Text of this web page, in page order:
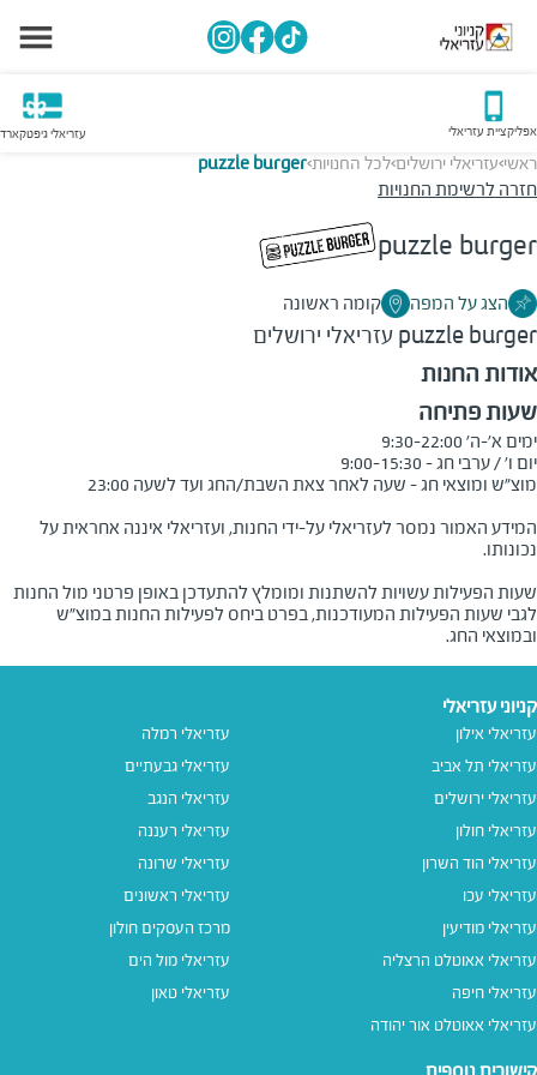
אפליקציית עזריאלי עזריאלי גיפטקארד
ראשי>עזריאלי ירושלים>לכל החנויות>
puzzle burger
חזרה לרשימת החנויות
puzzle burger
הצג על המפה קומה ראשונה
puzzle burger עזריאלי ירושלים
אודות החנות
שעות פתיחה
המידע האמור נמסר לעזריאלי על-ידי החנות, ועזריאלי איננה אחראית על
שעות הפעילות עשויות להשתנות ומומלץ להתעדכן באופן פרטני מול החנות
לגבי שעות הפעילות המעודכנות, בפרט ביחס לפעילות החנות במוצ"ש
ובמוצאי החג.
קניוני עזריאלי
עזריאלי אילון
עזריאלי תל אביב
עזריאלי ירושלים
עזריאלי חולון
עזריאלי הוד השרון
עזריאלי עכו
עזריאלי מודיעין
עזריאלי אאוטלט הרצליה
עזריאלי חיפה
עזריאלי אאוטלט אור יהודה
עזריאלי רמלה
עזריאלי גבעתיים
עזריאלי הנגב
עזריאלי רעננה
עזריאלי שרונה
עזריאלי ראשונים
מרכז העסקים חולון
עזריאלי מול הים
עזריאלי טאון